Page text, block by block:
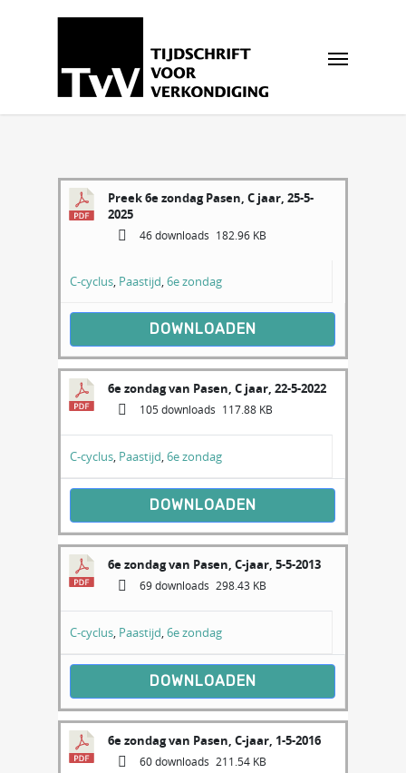
Preek 6e zondag Pasen, C jaar, 25-5-
2025
46 downloads 182.96 KB
C-cyclus, Paastijd,6e zondag
DOWNLOADEN
6e zondag van Pasen, C jaar, 22-5-2022
105 downloads 117.88 KB
C-cyclus, Paastijd,6e zondag
DOWNLOADEN
6e zondag van Pasen, C-jaar, 5-5-2013
69 downloads 298.43 KB
C-cyclus, Paastijd,6e zondag
DOWNLOADEN
6e zondag van Pasen, C-jaar, 1-5-2016
60 downloads 211.54 KB